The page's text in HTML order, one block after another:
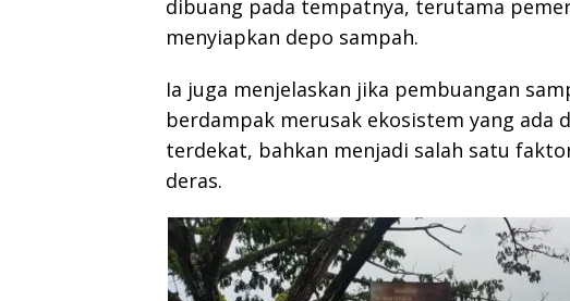
dibuang pada tempatnya, terutama
menyiapkan depo sampah.
Ia juga menjelaskan jika pembuangan
berdampak merusak ekosistem yang ada
terdekat, bahkan menjadi salah satu
deras.